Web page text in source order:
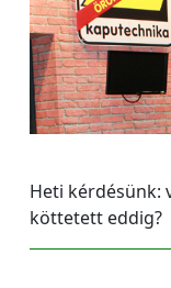
Heti kérdésünk:
köttetett eddig?